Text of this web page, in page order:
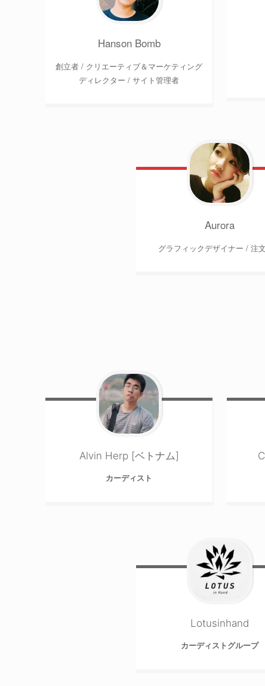
Hanson Bomb
創立者 / クリエーティブ＆マーケティング
ディレクター / サイト管理者
Aurora
グラフィックデザイナー / 注
Alvin Herp [ベトナム]
カーディスト
Lotusinhand
カーディストグループ